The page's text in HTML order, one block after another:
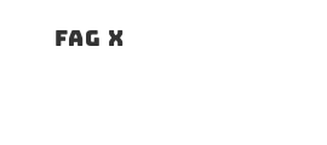
Fag x